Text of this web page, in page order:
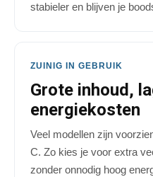
stabieler en blijven je
ZUINIG IN GEBRUIK
Grote inhoud,
energiekosten
Veel modellen zijn
C. Zo kies je voor extra
zonder onnodig hoog